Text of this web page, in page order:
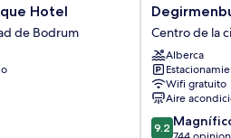
Hotel
de Bodrum
Residence
Centro
de
la
ciudad
de
Bodrum
Centro de la
Alberca
Wifi gratuito
Aire
9.2
9.2